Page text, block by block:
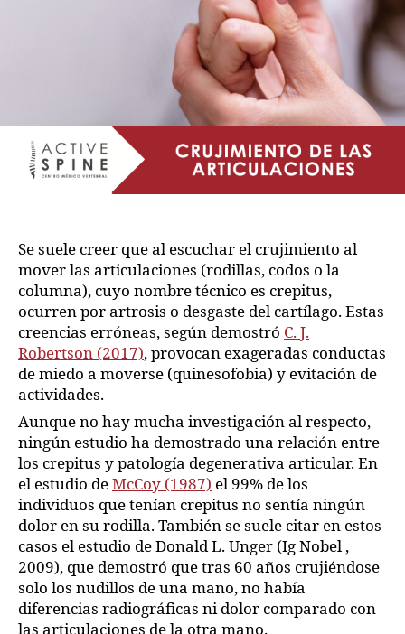
Se suele creer que al escuchar el crujimiento al
mover las articulaciones (rodillas, codos o la
columna), cuyo nombre técnico es crepitus,
ocurren por artrosis o desgaste del cartílago. Estas
creencias erróneas, según demostró C. J.
Robertson (2017), provocan exageradas conductas
de miedo a moverse (quinesofobia) y evitación de
actividades.
Aunque no hay mucha investigación al respecto,
ningún estudio ha demostrado una relación entre
los crepitus y patología degenerativa articular. En
el estudio deMcCoy (1987) el 99% de los
individuos que tenían crepitus no sentía ningún
dolor en su rodilla. También se suele citar en estos
casos el estudio de Donald L. Unger (Ig Nobel ,
2009), que demostró que tras 60 años crujiéndose
solo los nudillos de una mano, no había
diferencias radiográficas ni dolor comparado con